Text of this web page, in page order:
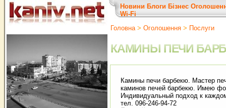
Новини Блоги Бізнес
Wi-Fi
Головна> Оголошення > Послуги
КАМИНЫ ПЕЧИ
Камины печи барбекю. Мастер
каминов печей барбекю. Имею
Индивидуальный подход к
тел. 096-246-94-72